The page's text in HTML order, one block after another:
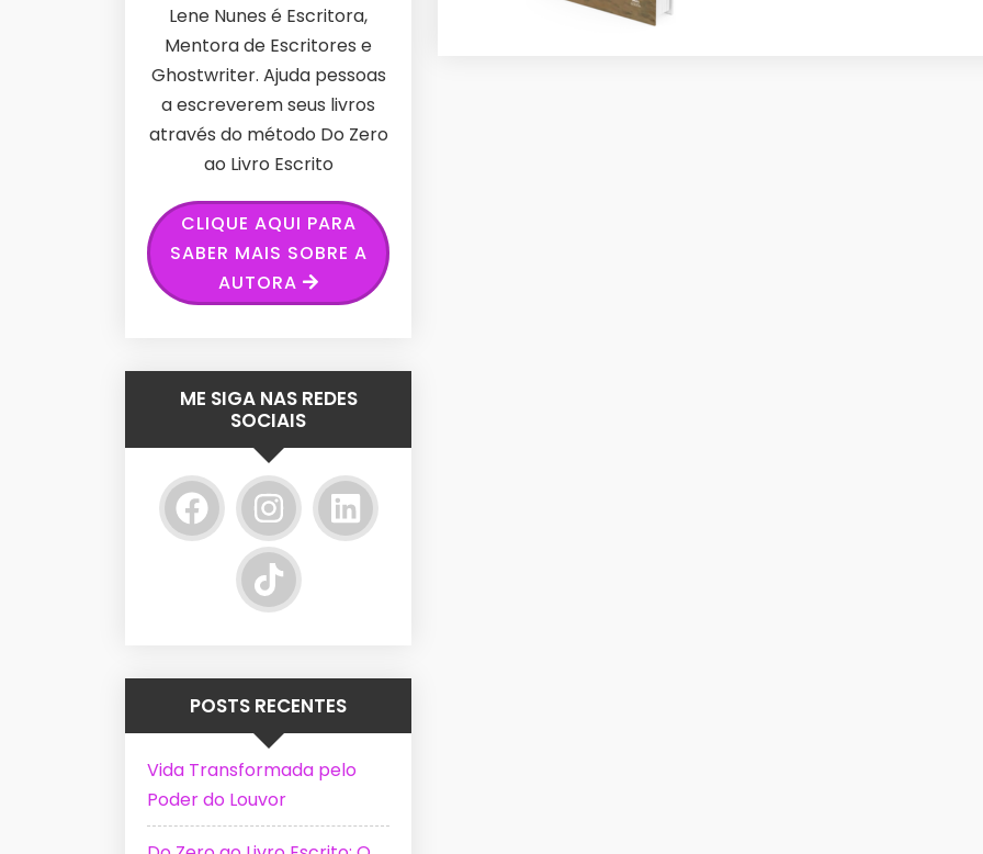
Lene Nunes é Escritora,
Mentora de Escritores e
Ghostwriter. Ajuda pessoas
a escreverem seus livros
através do método Do Zero
ao Livro Escrito
CLIQUE AQUI PARA
SABER MAIS SOBRE A
AUTORA
ME SIGA NAS REDES
SOCIAIS
POSTS RECENTES
Vida Transformada pelo
Poder do Louvor